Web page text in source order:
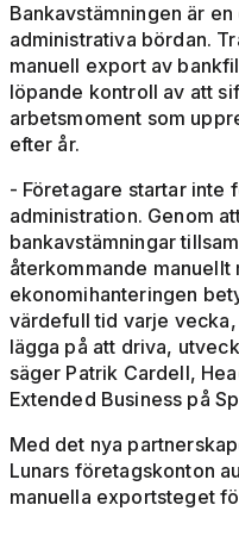
Bankavstämningen är
administrativa bördan.
manuell export av
löpande kontroll av att
arbetsmoment som
efter år.
- Företagare startar inte
administration. Genom
bankavstämningar
återkommande manuellt
ekonomihanteringen
värdefull tid varje
lägga på att driva,
säger Patrik Cardell,
Extended Business på
Med det nya
Lunars företagskonton
manuella exportsteget